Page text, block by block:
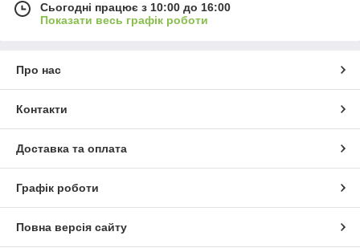
Сьогодні працює з 10:00 до 16:00
Показати весь графік роботи
Про нас
Контакти
Доставка та оплата
Графік роботи
Повна версія сайту